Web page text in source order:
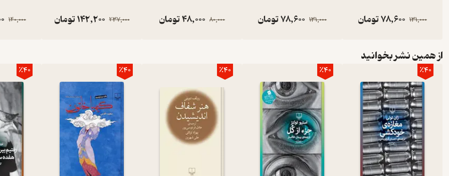
131,000
78,600تومان 131,000
78,600تومان 80,000
48,000تومان 237,000
142,200تومان 140,000
از همین نشر بخوانید
٪40 ٪40 ٪40 ٪40 ٪40